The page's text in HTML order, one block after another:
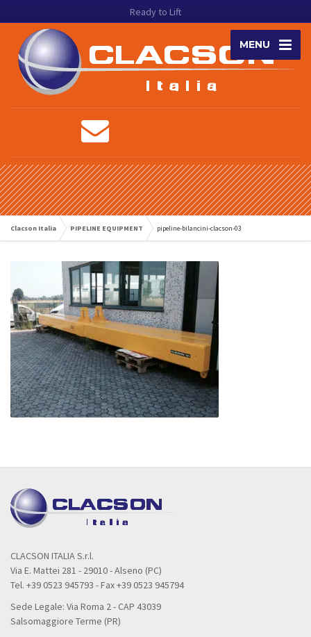
Ready to Lift
MENU
Clacson Italia PIPELINE EQUIPMENT pipeline-bilancini-clacson-03
CLACSON ITALIA S.r.l.
Via E. Mattei 281 - 29010 - Alseno (PC)
Tel. +39 0523 945793 - Fax +39 0523 945794
Sede Legale: Via Roma 2 - CAP 43039
Salsomaggiore Terme (PR)